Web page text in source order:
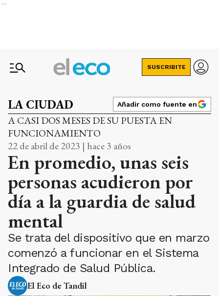
Ads
SUSCRIBITE
LA CIUDAD Añadir como fuente en
A CASI DOS MESES DE SU PUESTA EN
FUNCIONAMIENTO
22 de abril de 2023 | hace 3 años
En promedio, unas seis
personas acudieron por
día a la guardia de salud
mental
Se trata del dispositivo que en marzo
comenzó a funcionar en el Sistema
Integrado de Salud Pública.
El Eco de Tandil